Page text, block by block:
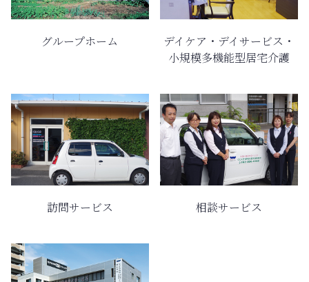
グループホーム
デイケア・デイサービス・
小規模多機能型居宅介護
訪問サービス 相談サービス